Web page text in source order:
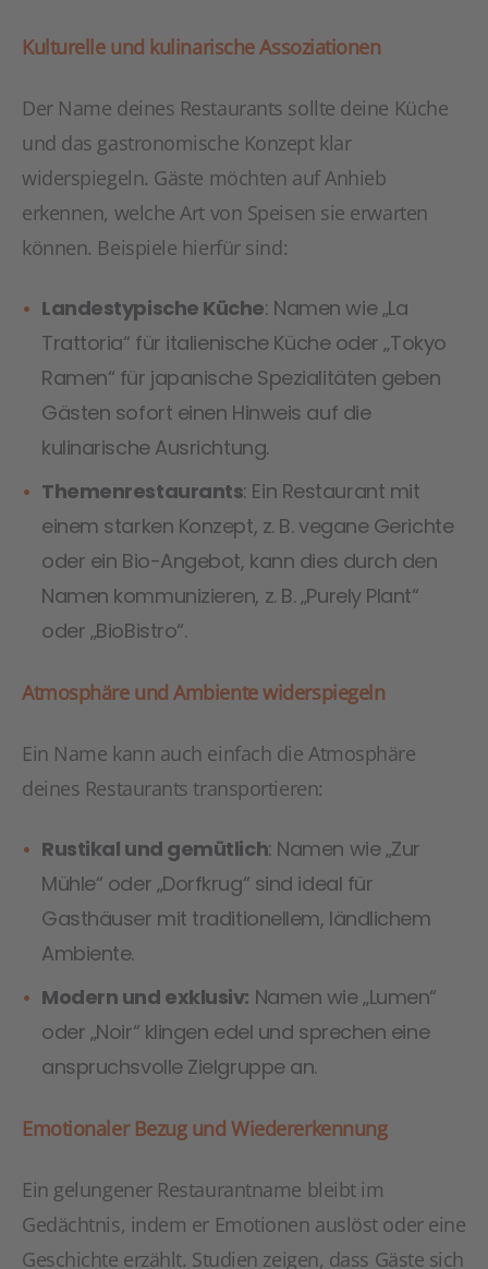
Kulturelle und kulinarische Assoziationen
Der Name deines Restaurants sollte deine Küche
und das gastronomische Konzept klar
widerspiegeln. Gäste möchten auf Anhieb
erkennen, welche Art von Speisen sie erwarten
können. Beispiele hierfür sind:
Landestypische Küche: Namen wie „La
Trattoria“ für italienische Küche oder „Tokyo
Ramen“ für japanische Spezialitäten geben
Gästen sofort einen Hinweis auf die
kulinarische Ausrichtung.
Themenrestaurants: Ein Restaurant mit
einem starken Konzept, z. B. vegane Gerichte
oder ein Bio-Angebot, kann dies durch den
Namen kommunizieren, z. B. „Purely Plant“
oder „BioBistro“.
Atmosphäre und Ambiente widerspiegeln
Ein Name kann auch einfach die Atmosphäre
deines Restaurants transportieren:
Rustikal und gemütlich: Namen wie „Zur
Mühle“ oder „Dorfkrug“ sind ideal für
Gasthäuser mit traditionellem, ländlichem
Ambiente.
Modern und exklusiv: Namen wie „Lumen“
oder „Noir“ klingen edel und sprechen eine
anspruchsvolle Zielgruppe an.
Emotionaler Bezug und Wiedererkennung
Ein gelungener Restaurantname bleibt im
Gedächtnis, indem er Emotionen auslöst oder eine
Geschichte erzählt. Studien zeigen, dass Gäste sich